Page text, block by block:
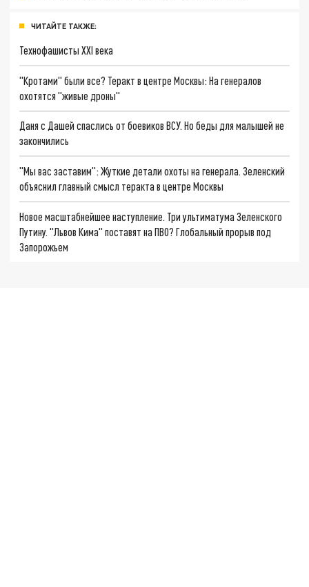
ЧИТАЙТЕ ТАКЖЕ:
Технофашисты XXI века
"Кротами" были все? Теракт в центре Москвы: На генералов
охотятся "живые дроны"
Даня с Дашей спаслись от боевиков ВСУ. Но беды для малышей не
закончились
"Мы вас заставим": Жуткие детали охоты на генерала. Зеленский
объяснил главный смысл теракта в центре Москвы
Новое масштабнейшее наступление. Три ультиматума Зеленского
Путину. "Львов Кима" поставят на ПВО? Глобальный прорыв под
Запорожьем